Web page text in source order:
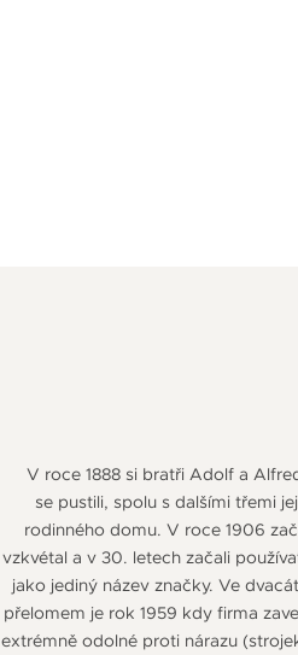
V roce 1888 si bratři Adolf a
se pustili, spolu s dalšími třemi
rodinného domu. V roce 1906
vzkvétal a v 30. letech začali
jako jediný název značky. Ve
přelomem je rok 1959 kdy firma
extrémně odolné proti nárazu